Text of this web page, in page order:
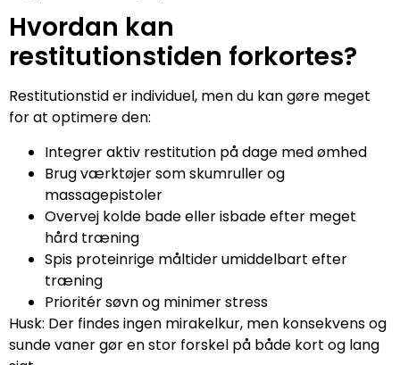
Hvordan kan
restitutionstiden forkortes?
Restitutionstid er individuel, men du kan gøre meget
for at optimere den:
Integrer aktiv restitution på dage med ømhed
Brug værktøjer som skumruller og
massagepistoler
Overvej kolde bade eller isbade efter meget
hård træning
Spis proteinrige måltider umiddelbart efter
træning
Prioritér søvn og minimer stress
Husk: Der findes ingen mirakelkur, men konsekvens og
sunde vaner gør en stor forskel på både kort og lang